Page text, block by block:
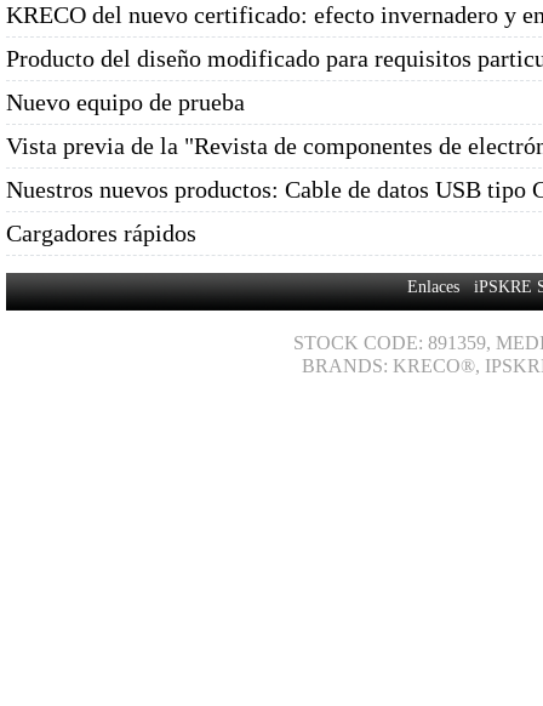
KRECO del nuevo certificado: efecto invernadero y
Producto del diseño modificado para requisitos
Nuevo equipo de prueba
Vista previa de la "Revista de componentes de
Nuestros nuevos productos: Cable de datos USB tipo
Cargadores rápidos
EnlacesiPSKRE
STOCK CODE: 891359,
BRANDS: KRECO®,